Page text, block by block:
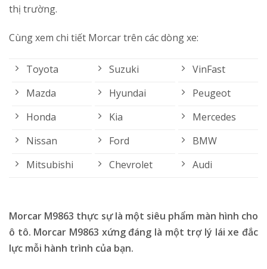
thị trường.
Cùng xem chi tiết Morcar trên các dòng xe:
Toyota
Mazda
Honda
Nissan
Mitsubishi
Suzuki
Hyundai
Kia
Ford
Chevrolet
VinFast
Peugeot
Mercedes
BMW
Audi
Morcar M9863 thực sự là một siêu phẩm màn hình cho
ô tô. Morcar M9863 xứng đáng là một trợ lý lái xe đắc
lực mỗi hành trình của bạn.